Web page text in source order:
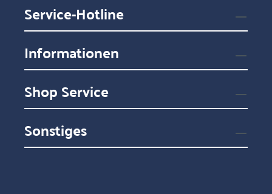
Service-Hotline
Informationen
Shop Service
Sonstiges